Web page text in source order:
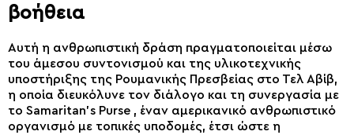
βοήθεια
Αυτή η ανθρωπιστική δράση πραγματοποιείται μέσω
του άμεσου συντονισμού και της υλικοτεχνικής
υποστήριξης της Ρουμανικής Πρεσβείας στο Τελ Αβίβ,
η οποία διευκόλυνε τον διάλογο και τη συνεργασία με
το Samaritan’s Purse , έναν αμερικανικό ανθρωπιστικό
οργανισμό με τοπικές υποδομές, έτσι ώστε η